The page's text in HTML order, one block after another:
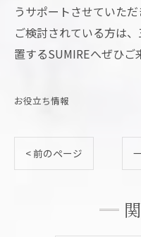
うサポートさせていた
ご検討されている方は
置するSUMIREへぜひご
お役立ち情報
< 前のページ